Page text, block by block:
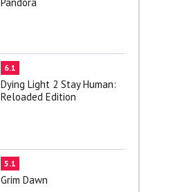
6.1
Dying Light 2 Stay Human:
Reloaded Edition
5.1
Grim Dawn